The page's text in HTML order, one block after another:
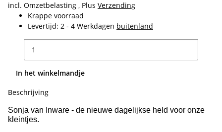
incl. Omzetbelasting , Plus Verzending
Krappe voorraad
Levertijd: 2 - 4 Werkdagen buitenland
In het winkelmandje
Beschrijving
Sonja van Inware - de nieuwe dagelijkse held voor onze
kleintjes.